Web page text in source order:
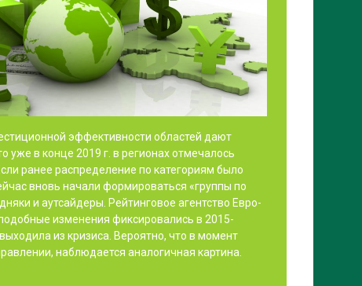
эффективности областей дают
уже в конце 2019 г. в регионах отмечалось
ранее распределение по категориям было
вновь начали формироваться «группы по
и аутсайдеры. Рейтинговое агентство Евро-
изменения фиксировались в 2015-
из кризиса. Вероятно, что в момент
наблюдается аналогичная картина.